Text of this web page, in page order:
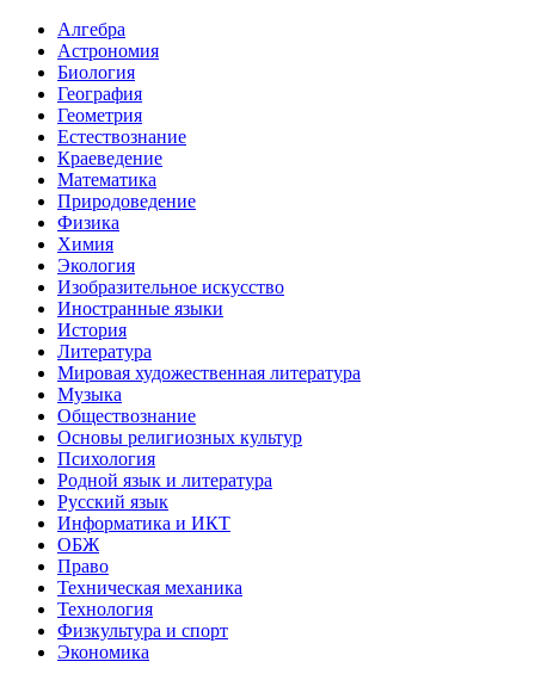
Алгебра
Астрономия
Биология
География
Геометрия
Естествознание
Краеведение
Математика
Природоведение
Физика
Химия
Экология
Изобразительное искусство
Иностранные языки
История
Литература
Мировая художественная литература
Музыка
Обществознание
Основы религиозных культур
Психология
Родной язык и литература
Русский язык
Информатика и ИКТ
ОБЖ
Право
Техническая механика
Технология
Физкультура и спорт
Экономика